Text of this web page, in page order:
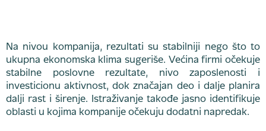
Na nivou kompanija, rezultati su stabilniji nego što to
ukupna ekonomska klima sugeriše. Većina firmi očekuje
stabilne poslovne rezultate, nivo zaposlenosti i
investicionu aktivnost, dok značajan deo i dalje planira
dalji rast i širenje. Istraživanje takođe jasno identifikuje
oblasti u kojima kompanije očekuju dodatni napredak.